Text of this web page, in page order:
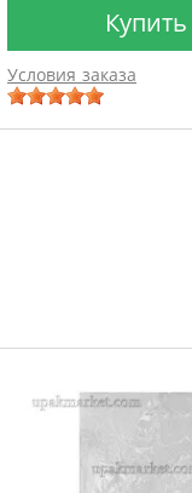
Купить
Условия заказа